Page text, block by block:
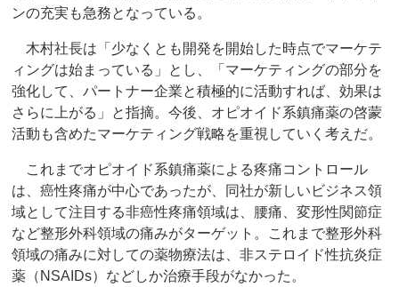
ンの充実も急務となっている。
木村社長は「少なくとも開発を開始した時点でマーケテ
ィングは始まっている」とし、「マーケティングの部分を
強化して、パートナー企業と積極的に活動すれば、効果は
さらに上がる」と指摘。今後、オピオイド系鎮痛薬の啓蒙
活動も含めたマーケティング戦略を重視していく考えだ。
これまでオピオイド系鎮痛薬による疼痛コントロール
は、癌性疼痛が中心であったが、同社が新しいビジネス領
域として注目する非癌性疼痛領域は、腰痛、変形性関節症
など整形外科領域の痛みがターゲット。これまで整形外科
領域の痛みに対しての薬物療法は、非ステロイド性抗炎症
薬（NSAIDs）などしか治療手段がなかった。